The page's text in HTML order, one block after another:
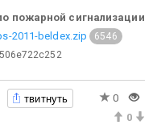
пожарной сигнализации
2011-beldex.zip
6546
твитнуть
0
0